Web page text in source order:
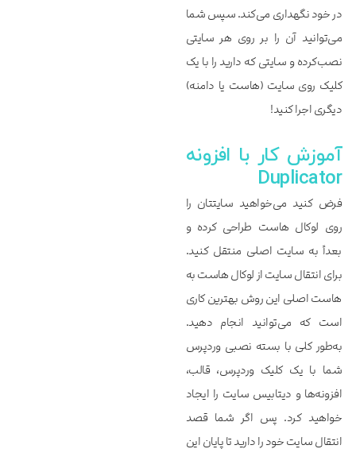
در خود نگهداری می‌کند. سپس شما
می‌توانید آن را بر روی هر سایتی
نصب‌کرده و سایتی که دارید را با یک
کلیک روی سایت (هاست یا دامنه)
دیگری اجرا کنید!
آموزش کار با افزونه
Duplicator
فرض کنید می‌خواهید سایتتان را
روی لوکال هاست طراحی کرده و
بعداً به سایت اصلی منتقل کنید.
برای انتقال سایت از لوکال هاست به
هاست اصلی این روش بهترین کاری
است که می‌توانید انجام دهید.
به‌طور کلی با بسته نصبی وردپرس
شما با یک کلیک وردپرس، قالب،
افزونه‌ها و دیتابیس سایت را ایجاد
خواهید کرد. پس اگر شما قصد
انتقال سایت خود را دارید تا پایان این